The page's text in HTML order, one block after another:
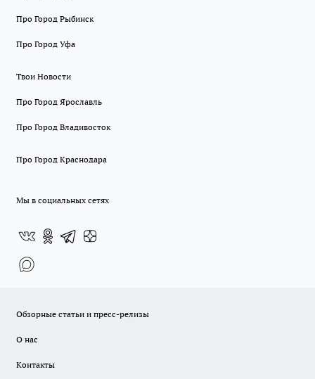
Про Город Рыбинск
Про Город Уфа
Твои Новости
Про Город Ярославль
Про Город Владивосток
Про Город Краснодара
Мы в социальных сетях
Обзорные статьи и пресс-релизы
О нас
Контакты